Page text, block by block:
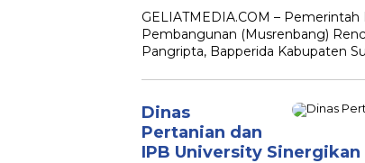
GELIATMEDIA.COM –
Pembangunan (Musrenbang)
Pangripta, Bapperida Kabupaten
Dinas
Pertanian dan
IPB University